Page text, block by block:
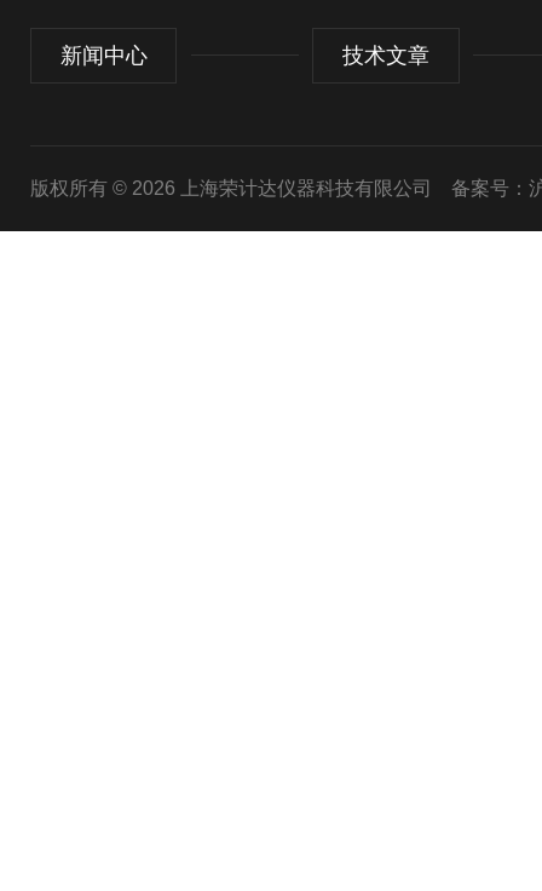
新闻中心 技术文章
版权所有 © 2026 上海荣计达仪器科技有限公司 备案号：